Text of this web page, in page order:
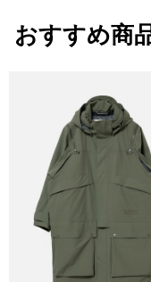
漂白処理はできな
アイロン仕上げ
スチームなしで
ドライクリーニ
ウェットクリー
XXS
S
M
おすすめ商